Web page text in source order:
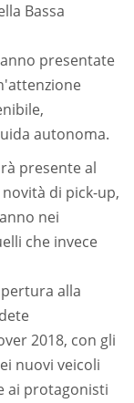
Bassa
presentate
autonoma.
presente al
di pick-up,
nei
che invece
alla
2018, con gli
nuovi veicoli
ai protagonisti